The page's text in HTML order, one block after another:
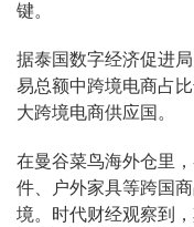
键。
据泰国数字经济促进
易总额中跨境电商占
大跨境电商供应国。
在曼谷菜鸟海外仓里
件、户外家具等跨国
境。时代财经观察到